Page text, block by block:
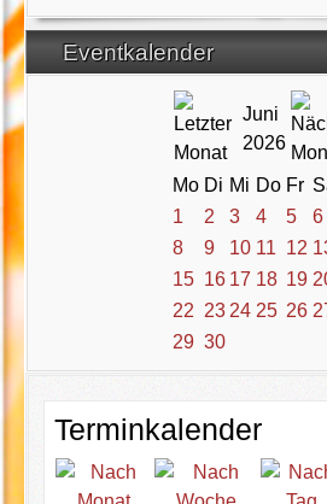
Eventkalender
Juni
2026
Mo Di Mi Do Fr
1
2 3 4 5 6
8
9 10 11 12
15 16 17 18 19
22 23 24 25 26
29 30
Terminkalender